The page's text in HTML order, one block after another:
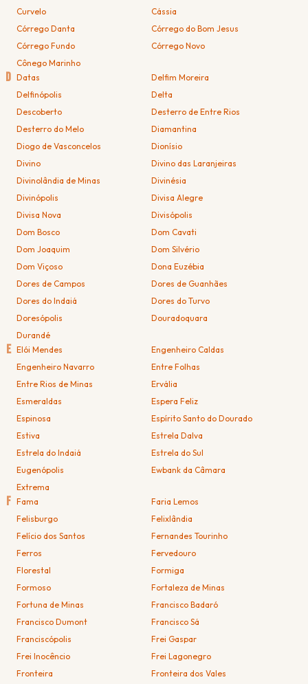
Curvelo
Cássia
Córrego Danta
Córrego do Bom Jesus
Córrego Fundo
Córrego Novo
Cônego Marinho
D Datas
Delfim Moreira
Delfinópolis
Delta
Descoberto
Desterro de Entre Rios
Desterro do Melo
Diamantina
Diogo de Vasconcelos
Dionísio
Divino
Divino das Laranjeiras
Divinolândia de Minas
Divinésia
Divinópolis
Divisa Alegre
Divisa Nova
Divisópolis
Dom Bosco
Dom Cavati
Dom Joaquim
Dom Silvério
Dom Viçoso
Dona Euzébia
Dores de Campos
Dores de Guanhães
Dores do Indaiá
Dores do Turvo
Doresópolis
Douradoquara
Durandé
E Elói Mendes
Engenheiro Caldas
Engenheiro Navarro
Entre Folhas
Entre Rios de Minas
Ervália
Esmeraldas
Espera Feliz
Espinosa
Espírito Santo do Dourado
Estiva
Estrela Dalva
Estrela do Indaiá
Estrela do Sul
Eugenópolis
Ewbank da Câmara
Extrema
F Fama
Faria Lemos
Felisburgo
Felixlândia
Felício dos Santos
Fernandes Tourinho
Ferros
Fervedouro
Florestal
Formiga
Formoso
Fortaleza de Minas
Fortuna de Minas
Francisco Badaró
Francisco Dumont
Francisco Sá
Franciscópolis
Frei Gaspar
Frei Inocêncio
Frei Lagonegro
Fronteira
Fronteira dos Vales